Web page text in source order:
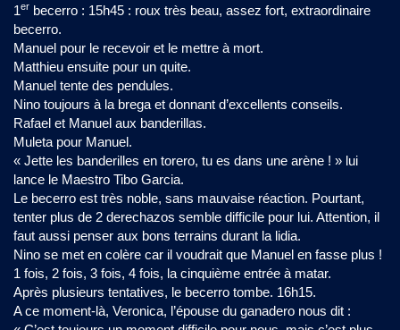
1er becerro : 15h45 : roux très beau, assez fort, extraordinaire
becerro.
Manuel pour le recevoir et le mettre à mort.
Matthieu ensuite pour un quite.
Manuel tente des pendules.
Nino toujours à la brega et donnant d’excellents conseils.
Rafael et Manuel aux banderillas.
Muleta pour Manuel.
« Jette les banderilles en torero, tu es dans une arène ! » lui
lance le Maestro Tibo Garcia.
Le becerro est très noble, sans mauvaise réaction. Pourtant,
tenter plus de 2 derechazos semble difficile pour lui. Attention, il
faut aussi penser aux bons terrains durant la lidia.
Nino se met en colère car il voudrait que Manuel en fasse plus !
1 fois, 2 fois, 3 fois, 4 fois, la cinquième entrée à matar.
Après plusieurs tentatives, le becerro tombe. 16h15.
A ce moment-là, Veronica, l’épouse du ganadero nous dit :